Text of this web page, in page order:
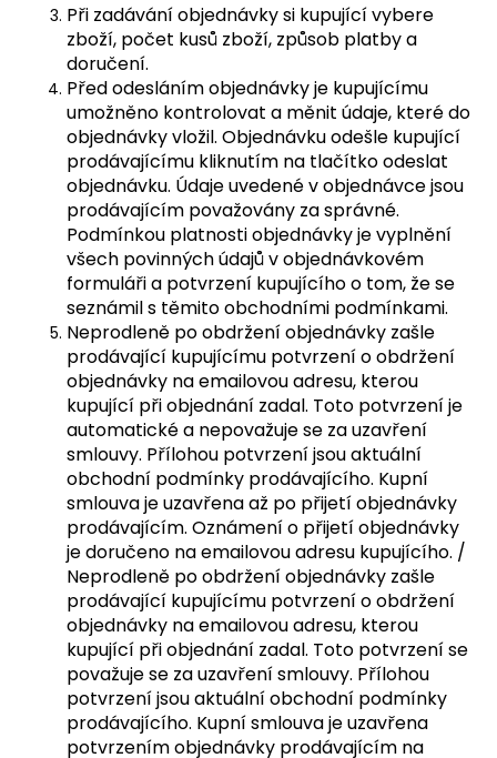
Při zadávání objednávky si kupující vybere
zboží, počet kusů zboží, způsob platby a
doručení.
Před odesláním objednávky je kupujícímu
umožněno kontrolovat a měnit údaje, které do
objednávky vložil. Objednávku odešle kupující
prodávajícímu kliknutím na tlačítko odeslat
objednávku. Údaje uvedené v objednávce jsou
prodávajícím považovány za správné.
Podmínkou platnosti objednávky je vyplnění
všech povinných údajů v objednávkovém
formuláři a potvrzení kupujícího o tom, že se
seznámil s těmito obchodními podmínkami.
Neprodleně po obdržení objednávky zašle
prodávající kupujícímu potvrzení o obdržení
objednávky na emailovou adresu, kterou
kupující při objednání zadal. Toto potvrzení je
automatické a nepovažuje se za uzavření
smlouvy. Přílohou potvrzení jsou aktuální
obchodní podmínky prodávajícího. Kupní
smlouva je uzavřena až po přijetí objednávky
prodávajícím. Oznámení o přijetí objednávky
je doručeno na emailovou adresu kupujícího. /
Neprodleně po obdržení objednávky zašle
prodávající kupujícímu potvrzení o obdržení
objednávky na emailovou adresu, kterou
kupující při objednání zadal. Toto potvrzení se
považuje se za uzavření smlouvy. Přílohou
potvrzení jsou aktuální obchodní podmínky
prodávajícího. Kupní smlouva je uzavřena
potvrzením objednávky prodávajícím na